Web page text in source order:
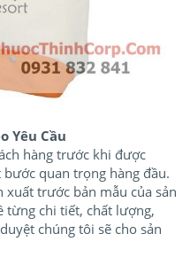
Yêu Cầu
hàng trước khi được
quan trọng hàng đầu.
xuất trước bản mẫu của sản
từng chi tiết, chất lượng,
chúng tôi sẽ cho sản